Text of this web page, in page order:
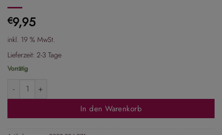
€9,95
inkl. 19 % MwSt.
Lieferzeit: 2-3 Tage
Vorrätig
Samt-Scrunchie - Haargummi mit Samtbezug und Perlen - braun Menge
In den Warenkorb